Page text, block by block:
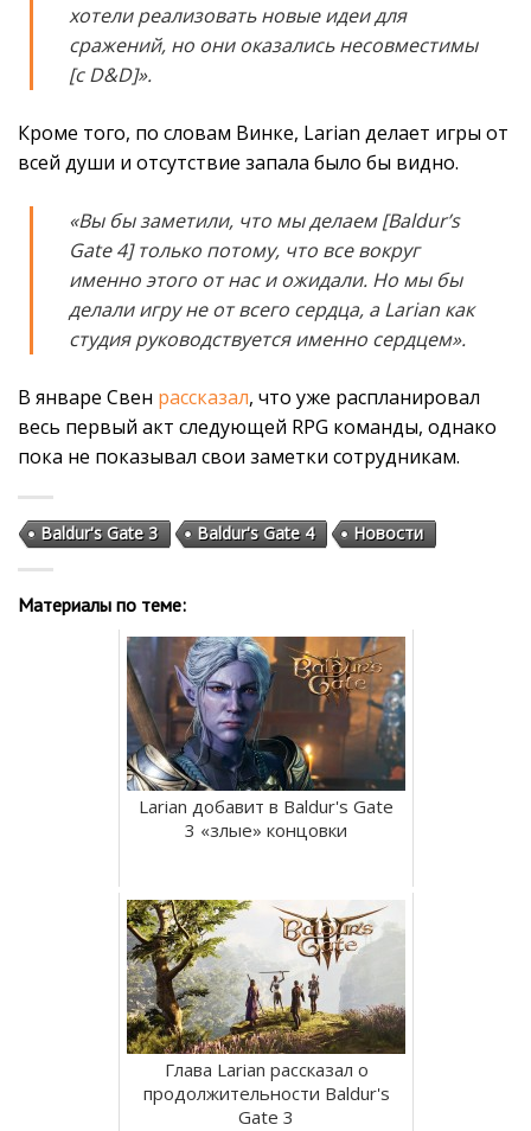
хотели реализовать новые идеи для
сражений, но они оказались несовместимы
[c D&D]».
Кроме того, по словам Винке, Larian делает игры от
всей души и отсутствие запала было бы видно.
«Вы бы заметили, что мы делаем [Baldur’s
Gate 4] только потому, что все вокруг
именно этого от нас и ожидали. Но мы бы
делали игру не от всего сердца, а Larian как
студия руководствуется именно сердцем».
В январе Свен рассказал, что уже распланировал
весь первый акт следующей RPG команды, однако
пока не показывал свои заметки сотрудникам.
Baldur's Gate 3 Baldur's Gate 4 Новости
Материалы по теме:
Larian добавит в Baldur's Gate
3 «злые» концовки
Глава Larian рассказал о
продолжительности Baldur's
Gate 3